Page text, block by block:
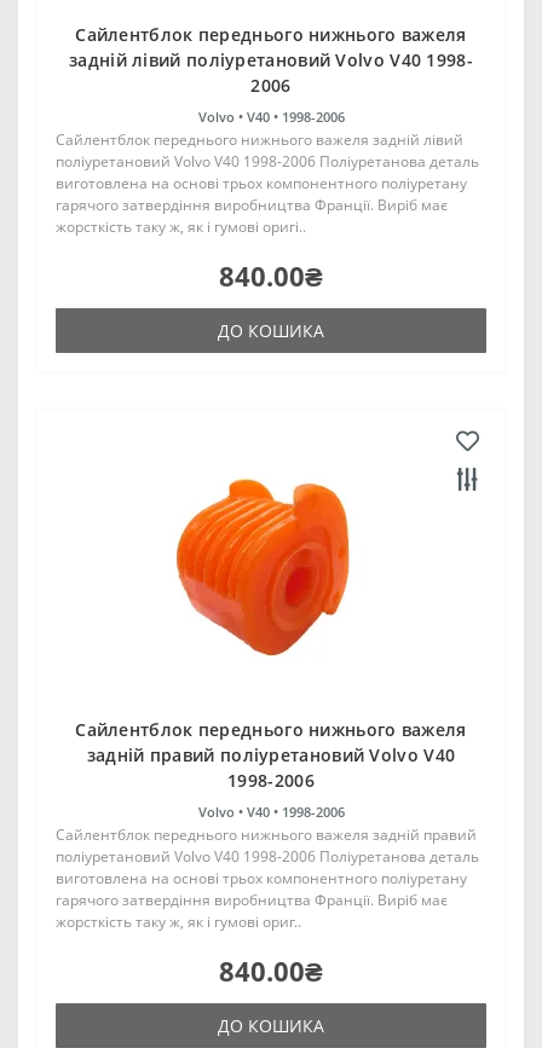
Сайлентблок переднього нижнього важеля
задній лівий поліуретановий Volvo V40 1998-
2006
Volvo • V40 • 1998-2006
Сайлентблок переднього нижнього важеля задній лівий
поліуретановий Volvo V40 1998-2006 Поліуретанова деталь
виготовлена на основі трьох компонентного поліуретану
гарячого затвердіння виробництва Франції. Виріб має
жорсткість таку ж, як і гумові оригі..
840.00₴
ДО КОШИКА
Сайлентблок переднього нижнього важеля
задній правий поліуретановий Volvo V40
1998-2006
Volvo • V40 • 1998-2006
Сайлентблок переднього нижнього важеля задній правий
поліуретановий Volvo V40 1998-2006 Поліуретанова деталь
виготовлена на основі трьох компонентного поліуретану
гарячого затвердіння виробництва Франції. Виріб має
жорсткість таку ж, як і гумові ориг..
840.00₴
ДО КОШИКА